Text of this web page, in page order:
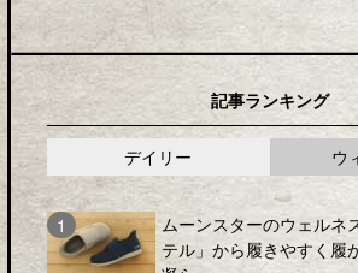
記事ランキング
デイリー ウ
ムーンスターのウェルネ
テル」から履きやすく履